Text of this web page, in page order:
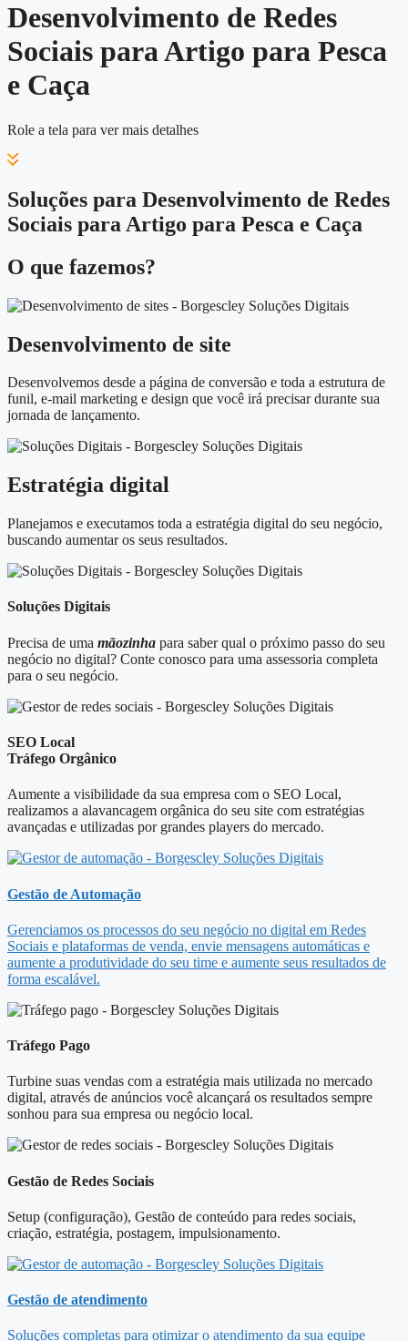
Desenvolvimento de Redes
Sociais para Artigo para Pesca
e Caça
Role a tela para ver mais detalhes
Soluções para Desenvolvimento de Redes
Sociais para Artigo para Pesca e Caça
O que fazemos?
Desenvolvimento de site
Desenvolvemos desde a página de conversão e toda a estrutura de
funil, e-mail marketing e design que você irá precisar durante sua
jornada de lançamento.
Estratégia digital
Planejamos e executamos toda a estratégia digital do seu negócio,
buscando aumentar os seus resultados.​
Soluções Digitais
Precisa de uma mãozinha para saber qual o próximo passo do seu
negócio no digital? Conte conosco para uma assessoria completa
para o seu negócio.
SEO Local
Tráfego Orgânico
Aumente a visibilidade da sua empresa com o SEO Local,
realizamos a alavancagem orgânica do seu site com estratégias
avançadas e utilizadas por grandes players do mercado.
Gestão de Automação
Gerenciamos os processos do seu negócio no digital em Redes
Sociais e plataformas de venda, envie mensagens automáticas e
aumente a produtividade do seu time e aumente seus resultados de
forma escalável.
Tráfego Pago
Turbine suas vendas com a estratégia mais utilizada no mercado
digital, através de anúncios você alcançará os resultados sempre
sonhou para sua empresa ou negócio local.
Gestão de Redes Sociais
Setup (configuração), Gestão de conteúdo para redes sociais,
criação, estratégia, postagem, impulsionamento.
Gestão de atendimento
Soluções completas para otimizar o atendimento da sua equipe